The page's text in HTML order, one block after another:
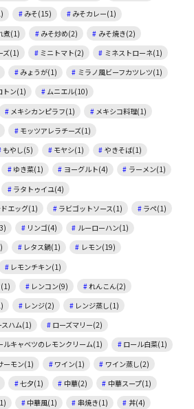
みそ(15)
みそカレー(1)
煮(1) みそ炒め(2)
みそ焼き(2)
ズ(1) ミニトマト(2)
ミネストローネ(1)
みょうが(1)
ミラノ風ビーフカツレツ(1)
トン(1)
ムニエル(10)
メキシカンピラフ(1)
メキシコ料理(1)
モッツアレラチーズ(1)
もやし(5) モヤシ(1)
やきそば(1)
ゆき菜(1) ヨーグルト(4)
ラーメン(1)
ラタトゥイユ(4)
エッグ(1)
ラビゴットソース(1)
ラペ(1)
リンゴ(4)
ルーローハン(1)
レタス鍋(1)
レモン(19)
レモンチキン(1)
レンコン(9)
れんこん(2)
レンジ(2)
レンジ蒸し(1)
スハム(1)
ローズマリー(2)
ルキャベツのレモンクリーム(1)
ロール白菜(1)
ーモン(1) ワイン(1)
ワイン蒸し(2)
七夕(1) 中華(2)
中華スープ(1)
中華風(1) 串焼き(1)
丼(4)